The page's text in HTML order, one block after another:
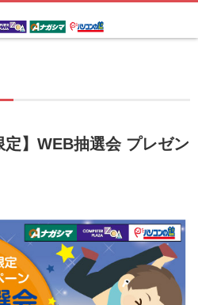
定】WEB抽選会 プレゼン